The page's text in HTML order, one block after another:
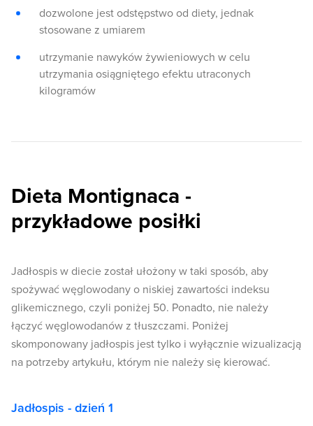
dozwolone jest odstępstwo od diety, jednak
stosowane z umiarem
utrzymanie nawyków żywieniowych w celu
utrzymania osiągniętego efektu utraconych
kilogramów
Dieta Montignaca -
przykładowe posiłki
Jadłospis w diecie został ułożony w taki sposób, aby
spożywać węglowodany o niskiej zawartości indeksu
glikemicznego, czyli poniżej 50. Ponadto, nie należy
łączyć węglowodanów z tłuszczami. Poniżej
skomponowany jadłospis jest tylko i wyłącznie wizualizacją
na potrzeby artykułu, którym nie należy się kierować.
Jadłospis - dzień 1